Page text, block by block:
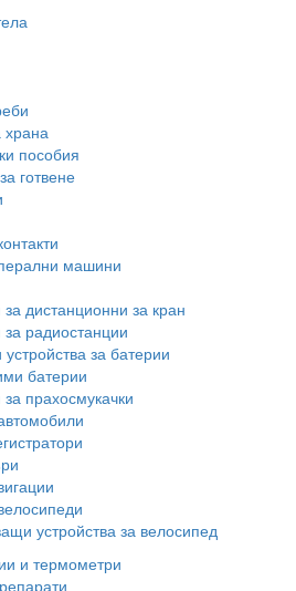
храна
пособия
готвене
машини
дистанционни за кран
радиостанции
за батерии
батерии
прахосмукачки
устройства за велосипед
и термометри